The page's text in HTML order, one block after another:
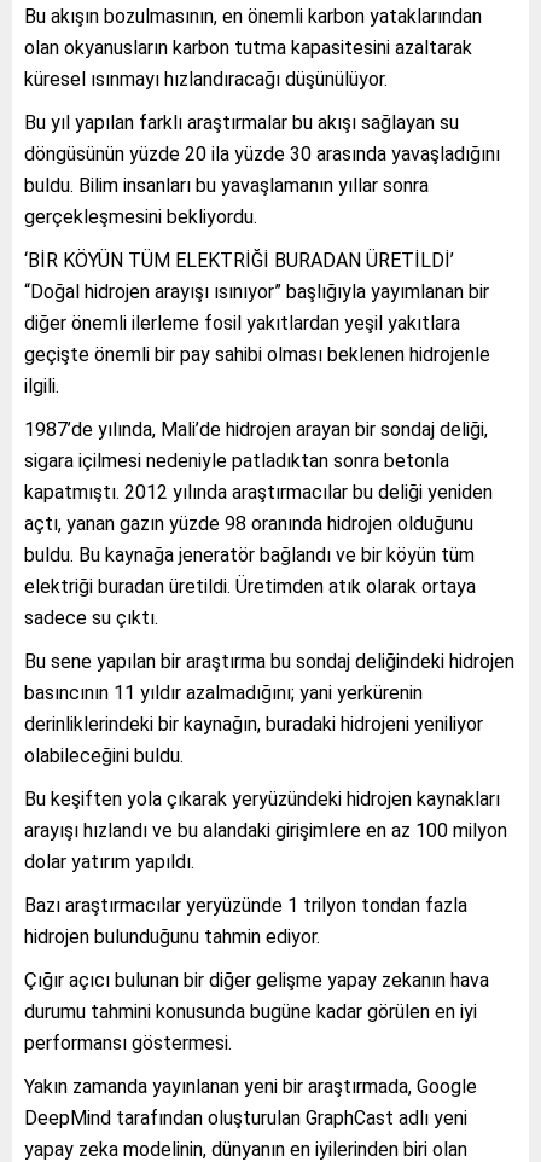
Bu akışın bozulmasının, en önemli karbon yataklarından
olan okyanusların karbon tutma kapasitesini azaltarak
küresel ısınmayı hızlandıracağı düşünülüyor.
Bu yıl yapılan farklı araştırmalar bu akışı sağlayan su
döngüsünün yüzde 20 ila yüzde 30 arasında yavaşladığını
buldu. Bilim insanları bu yavaşlamanın yıllar sonra
gerçekleşmesini bekliyordu.
‘BİR KÖYÜN TÜM ELEKTRİĞİ BURADAN ÜRETİLDİ’
“Doğal hidrojen arayışı ısınıyor” başlığıyla yayımlanan bir
diğer önemli ilerleme fosil yakıtlardan yeşil yakıtlara
geçişte önemli bir pay sahibi olması beklenen hidrojenle
ilgili.
1987’de yılında, Mali’de hidrojen arayan bir sondaj deliği,
sigara içilmesi nedeniyle patladıktan sonra betonla
kapatmıştı. 2012 yılında araştırmacılar bu deliği yeniden
açtı, yanan gazın yüzde 98 oranında hidrojen olduğunu
buldu. Bu kaynağa jeneratör bağlandı ve bir köyün tüm
elektriği buradan üretildi. Üretimden atık olarak ortaya
sadece su çıktı.
Bu sene yapılan bir araştırma bu sondaj deliğindeki hidrojen
basıncının 11 yıldır azalmadığını; yani yerkürenin
derinliklerindeki bir kaynağın, buradaki hidrojeni yeniliyor
olabileceğini buldu.
Bu keşiften yola çıkarak yeryüzündeki hidrojen kaynakları
arayışı hızlandı ve bu alandaki girişimlere en az 100 milyon
dolar yatırım yapıldı.
Bazı araştırmacılar yeryüzünde 1 trilyon tondan fazla
hidrojen bulunduğunu tahmin ediyor.
Çığır açıcı bulunan bir diğer gelişme yapay zekanın hava
durumu tahmini konusunda bugüne kadar görülen en iyi
performansı göstermesi.
Yakın zamanda yayınlanan yeni bir araştırmada, Google
DeepMind tarafından oluşturulan GraphCast adlı yeni
yapay zeka modelinin, dünyanın en iyilerinden biri olan